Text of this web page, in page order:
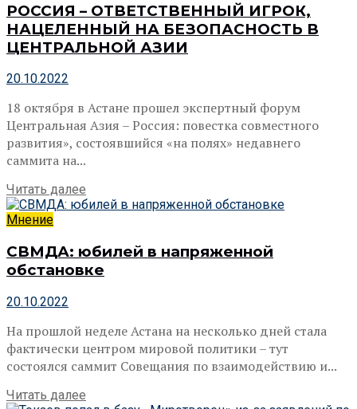
РОССИЯ – ОТВЕТСТВЕННЫЙ ИГРОК,
НАЦЕЛЕННЫЙ НА БЕЗОПАСНОСТЬ В
ЦЕНТРАЛЬНОЙ АЗИИ
20.10.2022
18 октября в Астане прошел экспертный форум
Центральная Азия – Россия: повестка совместного
развития», состоявшийся «на полях» недавнего
саммита на...
Читать далее
Мнение
СВМДА: юбилей в напряженной
обстановке
20.10.2022
На прошлой неделе Астана на несколько дней стала
фактически центром мировой политики – тут
состоялся саммит Совещания по взаимодействию и...
Читать далее